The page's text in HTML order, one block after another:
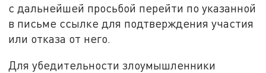
с дальнейшей просьбой перейти по указанной
в письме ссылке для подтверждения участия
или отказа от него.
Для убедительности злоумышленники